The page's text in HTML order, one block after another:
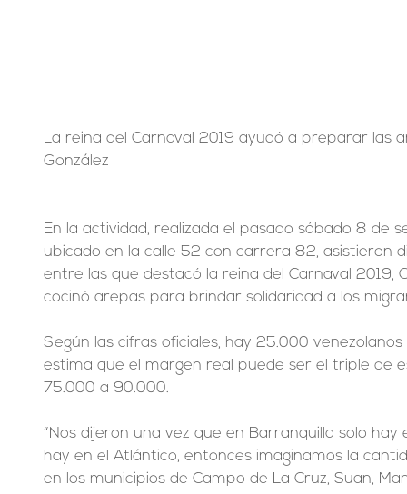
La reina del Carnaval 2019 ayudó a preparar las
González
En la actividad, realizada el pasado sábado 8 de
ubicado en la calle 52 con carrera 82, asistieron
entre las que destacó la reina del Carnaval 2019,
cocinó arepas para brindar solidaridad a los
Según las cifras oficiales, hay 25.000
estima que el margen real puede ser el triple de
75.000 a 90.000.
“Nos dijeron una vez que en Barranquilla solo
hay en el Atlántico, entonces imaginamos la
en los municipios de Campo de La Cruz, Suan,